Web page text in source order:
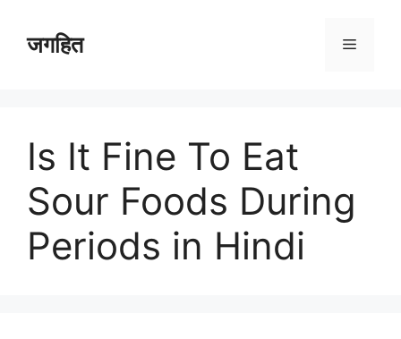
contentजगहित Menu
Is It Fine To Eat
Sour Foods During
Periods in Hindi